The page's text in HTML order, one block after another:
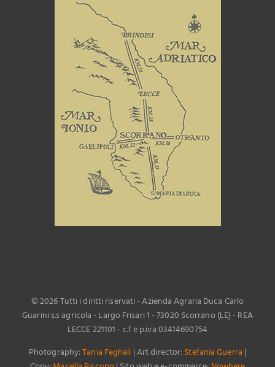
©2026 Tutti i diritti riservati - Azienda Agraria Duca Carlo
Guarini s.s agricola - Largo Frisari 1 - 73020 Scorrano (LE) - REA
LECCE 221101 - c.f e p.iva 03414690754
Photography:Tania Feghali | Art director:Stefania Guerra |